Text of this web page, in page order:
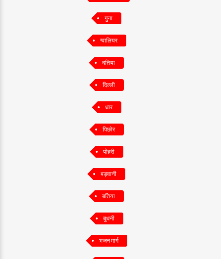
गुना
ग्वालियर
दतिया
दिल्ली
धार
पिछोर
पोहरी
बड़वानी
बतिया
बुधनी
भजन मार्ग